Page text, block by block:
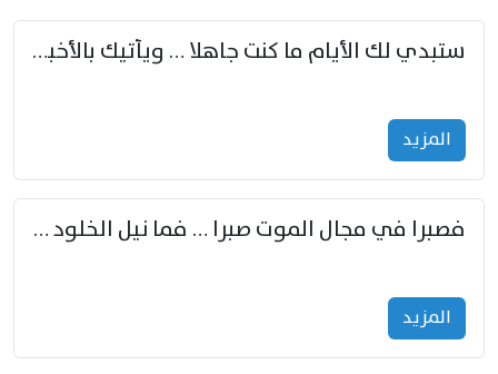
ستبدي لك الأيام ما كنت جاهلا … ويأتيك بالأخبار من لم تزوّد
المزید
فصبرا في مجال الموت صبرا … فما نيل الخلود بمستطاع
المزید